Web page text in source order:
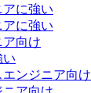
アに強い
アに強い
ア向け
い
ンジニア向け